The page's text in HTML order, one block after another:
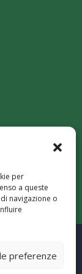
per
a queste
navigazione o
preferenze